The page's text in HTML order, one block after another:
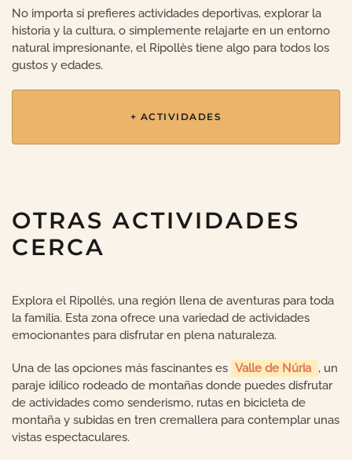
No importa si prefieres actividades deportivas, explorar la
historia y la cultura, o simplemente relajarte en un entorno
natural impresionante, el Ripollès tiene algo para todos los
gustos y edades.
+ ACTIVIDADES
OTRAS ACTIVIDADES
CERCA
Explora el Ripollès, una región llena de aventuras para toda
la familia. Esta zona ofrece una variedad de actividades
emocionantes para disfrutar en plena naturaleza.
Una de las opciones más fascinantes es Valle de Núria , un
paraje idílico rodeado de montañas donde puedes disfrutar
de actividades como senderismo, rutas en bicicleta de
montaña y subidas en tren cremallera para contemplar unas
vistas espectaculares.